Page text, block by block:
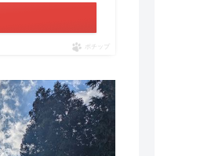
ポチップ